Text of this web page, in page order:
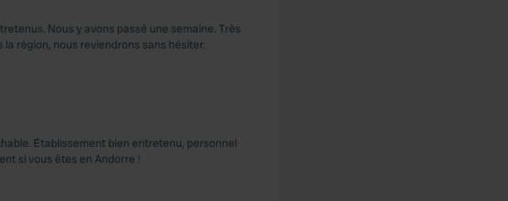
Nous y avons passé une semaine. Très
région, nous reviendrons sans hésiter.
Établissement bien entretenu, personnel
si vous êtes en Andorre !